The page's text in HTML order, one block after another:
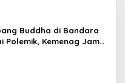
Buddha di Bandara
Polemik, Kemenag Jambi